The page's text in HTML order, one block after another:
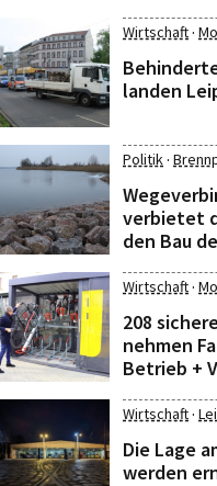
Wirtschaft·
landen
Politik·
verbietet
den Bau
Wirtschaft·
208
nehmen
Betrieb +
Wirtschaft·
Die Lage
werden